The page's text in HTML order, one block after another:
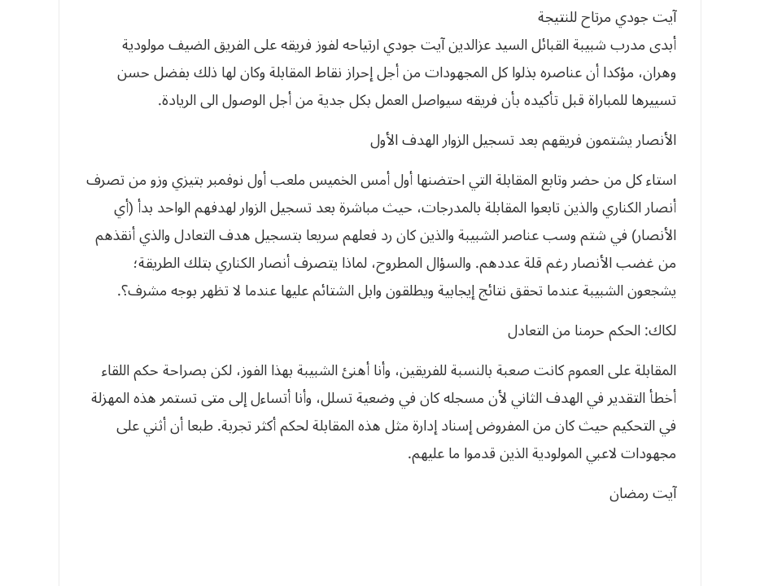
آيت‮ ‬جودي‮ ‬مرتاح‮ ‬للنتيجة
أبدى مدرب شبيبة القبائل السيد عزالدين آيت جودي ارتياحه لفوز فريقه على الفريق الضيف مولودية
وهران، مؤكدا أن عناصره بذلوا كل المجهودات من أجل إحراز نقاط المقابلة وكان لها ذلك بفضل حسن
تسييرها للمباراة قبل تأكيده بأن فريقه سيواصل العمل بكل جدية من أجل الوصول الى‮ ‬الريادة‮.‬
الأنصار‮ ‬يشتمون‮ ‬فريقهم‮ ‬بعد‮ ‬تسجيل‮ ‬الزوار‮ ‬الهدف‮ ‬الأول
استاء كل من حضر وتابع المقابلة التي احتضنها أول أمس الخميس ملعب أول نوفمبر بتيزي وزو من تصرف
أنصار الكناري والذين تابعوا المقابلة بالمدرجات، حيث مباشرة بعد تسجيل الزوار لهدفهم الواحد بدأ (أي
الأنصار) في شتم وسب عناصر الشبيبة والذين كان رد فعلهم سريعا بتسجيل هدف التعادل والذي أنقذهم
من غضب الأنصار رغم قلة عددهم. والسؤال المطروح، لماذا يتصرف أنصار الكناري بتلك الطريقة؛
يشجعون الشبيبة عندما تحقق نتائج إيجابية ويطلقون وابل الشتائم عليها عندما لا تظهر بوجه مشرف؟.
لكاك‮: ‬الحكم‮ ‬حرمنا‮ ‬من‮ ‬التعادل
المقابلة على العموم كانت صعبة بالنسبة للفريقين، وأنا أهنئ الشبيبة بهذا الفوز، لكن بصراحة حكم اللقاء
أخطأ التقدير في الهدف الثاني لأن مسجله كان في وضعية تسلل، وأنا أتساءل إلى متى تستمر هذه المهزلة
في التحكيم حيث كان من المفروض إسناد إدارة مثل هذه المقابلة لحكم‮ ‬أكثر‮ ‬تجربة‮. ‬طبعا‮ ‬أن‮ ‬أثني‮ ‬على‮
‬مجهودات‮ ‬لاعبي‮ ‬المولودية‮ ‬الذين‮ ‬قدموا‮ ‬ما‮ ‬عليهم‮.‬
آيت‮ ‬رمضان